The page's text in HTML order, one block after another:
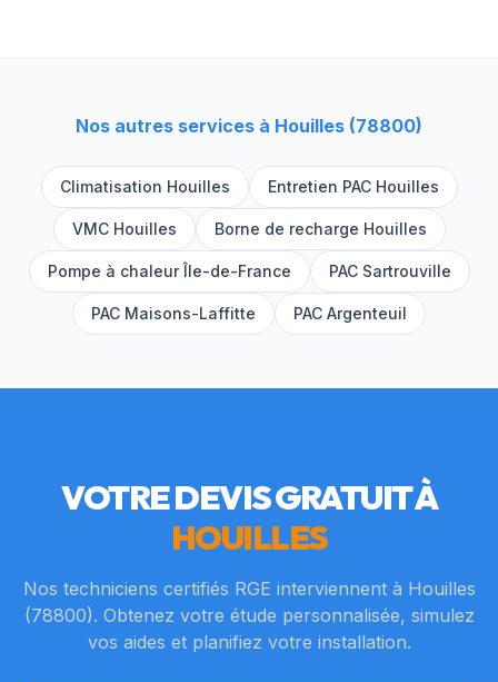
Nos autres services à Houilles (78800)
Climatisation Houilles Entretien PAC Houilles
VMC Houilles Borne de recharge Houilles
Pompe à chaleur Île-de-France PAC Sartrouville
PAC Maisons-Laffitte PAC Argenteuil
VOTRE DEVIS GRATUIT À
HOUILLES
Nos techniciens certifiés RGE interviennent à Houilles
(78800). Obtenez votre étude personnalisée, simulez
vos aides et planifiez votre installation.